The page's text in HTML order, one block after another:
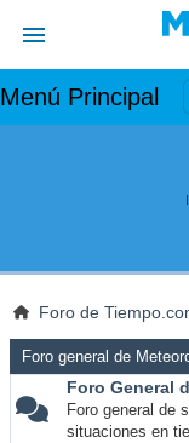
Menú Principal
Foro de
Foro general de
Foro General
Foro general de
situaciones en